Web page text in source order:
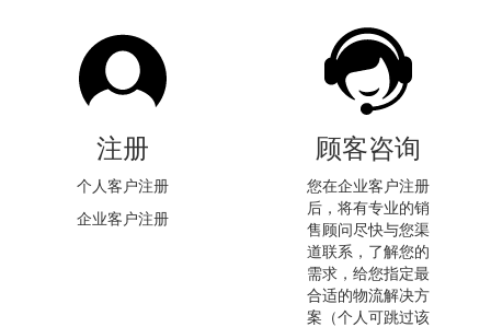
注册
个人客户注册
企业客户注册
顾客咨询
您在企业客户注册
后，将有专业的销
售顾问尽快与您渠
道联系，了解您的
需求，给您指定最
合适的物流解决方
案（个人可跳过该